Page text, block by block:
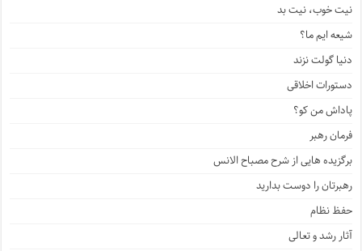
نیت خوب، نیت بد
شیعه ایم ما؟
دنیا گولت نزند
دستورات اخلاقی
پاداش من کو؟
فرمان رهبر
برگزیده هایی از شرح مصباح الانس
رهبرتان را دوست بدارید
حفظ نظام
آثار رشد و تعالی